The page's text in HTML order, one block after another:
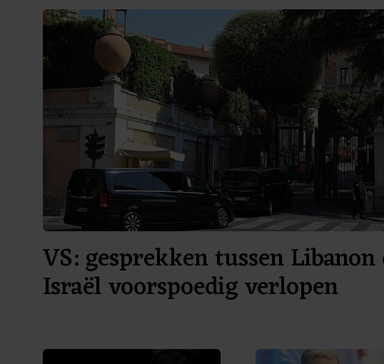
VS: gesprekken tussen Libanon
Israël voorspoedig verlopen